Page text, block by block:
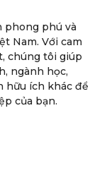
phong phú và
Nam. Với cam
chúng tôi giúp
ngành học,
hữu ích khác để
của bạn.